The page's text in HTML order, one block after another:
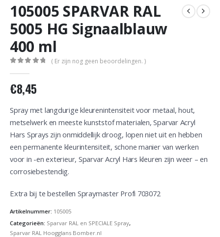
105005 SPARVAR RAL
5005 HG Signaalblauw
400 ml
( Er zijn nog geen beoordelingen. )
€8,45
Spray met langdurige kleurenintensiteit voor metaal, hout,
metselwerk en meeste kunststof materialen, Sparvar Acryl
Hars Sprays zijn onmiddellijk droog, lopen niet uit en hebben
een permanente kleurintensiteit, schone manier van werken
voor in -en exterieur, Sparvar Acryl Hars kleuren zijn weer – en
corrosiebestendig.
Extra bij te bestellen Spraymaster Profi 703072
Artikelnummer: 105005
Categorieën: Sparvar RAL en SPECIALE Spray,
Sparvar RAL Hoogglans Bomber.nl